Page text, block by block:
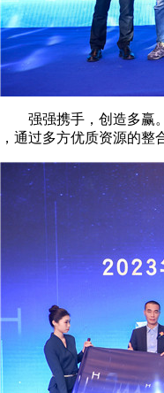
强强携手，创造多赢。
，通过多方优质资源的